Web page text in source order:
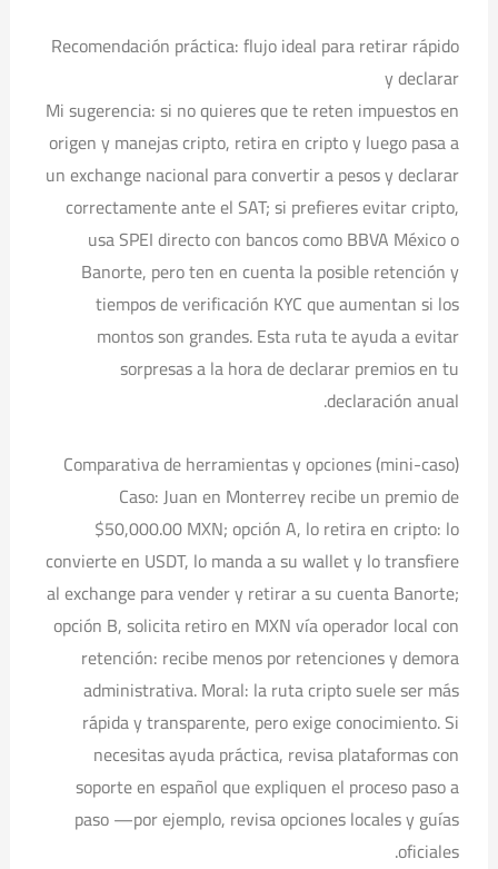
Recomendación práctica: flujo ideal para retirar rápido
y declarar
Mi sugerencia: si no quieres que te reten impuestos en
origen y manejas cripto, retira en cripto y luego pasa a
un exchange nacional para convertir a pesos y declarar
correctamente ante el SAT; si prefieres evitar cripto,
usa SPEI directo con bancos como BBVA México o
Banorte, pero ten en cuenta la posible retención y
tiempos de verificación KYC que aumentan si los
montos son grandes. Esta ruta te ayuda a evitar
sorpresas a la hora de declarar premios en tu
declaración anual.
Comparativa de herramientas y opciones (mini-caso)
Caso: Juan en Monterrey recibe un premio de
$50,000.00 MXN; opción A, lo retira en cripto: lo
convierte en USDT, lo manda a su wallet y lo transfiere
al exchange para vender y retirar a su cuenta Banorte;
opción B, solicita retiro en MXN vía operador local con
retención: recibe menos por retenciones y demora
administrativa. Moral: la ruta cripto suele ser más
rápida y transparente, pero exige conocimiento. Si
necesitas ayuda práctica, revisa plataformas con
soporte en español que expliquen el proceso paso a
paso —por ejemplo, revisa opciones locales y guías
oficiales.